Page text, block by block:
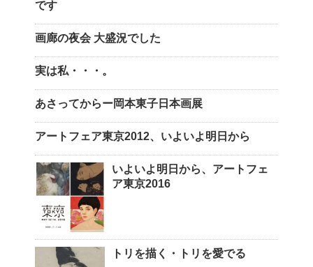
です
画廊の夜会 大盛況でした
実は私・・・。
あさってからー岡本東子日本画展
アートフェア東京2012、いよいよ明日から
いよいよ明日から、アートフェ
ア東京2016
トリを描く・トリを愛でる